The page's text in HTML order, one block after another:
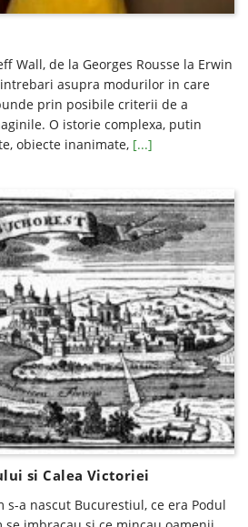
Wall, de la Georges Rousse la Erwin
asupra modurilor in care
prin posibile criterii de a
O istorie complexa, putin
obiecte inanimate, [...]
si Calea Victoriei
s-a nascut Bucurestiul, ce era Podul